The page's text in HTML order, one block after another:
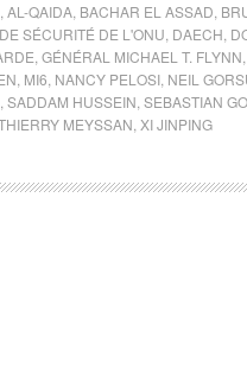
AL-QAIDA BACHAR EL ASSAD
SÉCURITÉ DE L'ONU DAECH
GÉNÉRAL MICHAEL T. FLYNN
MI6 NANCY PELOSI NEIL
SADDAM HUSSEIN SEBASTIAN
MEYSSAN XI JINPING